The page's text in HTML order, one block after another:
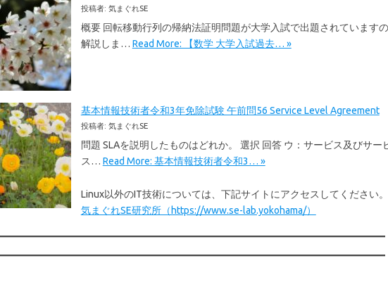
投稿者: 気まぐれSE
概要 回転移動行列の帰納法証明問題が大学入試で出題されています
解説しま… Read More: 【数学 大学入試過去… »
基本情報技術者令和3年免除試験 午前問56 Service Level Agreement
投稿者: 気まぐれSE
問題 SLAを説明したものはどれか。 選択 回答 ウ：サービス及びサー
ス… Read More: 基本情報技術者令和3… »
Linux以外のIT技術については、下記サイトにアクセスしてください。
気まぐれSE研究所（https://www.se-lab.yokohama/）